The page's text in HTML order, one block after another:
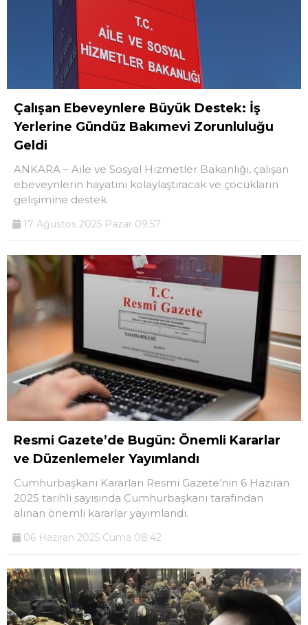
Çalışan Ebeveynlere Büyük Destek: İş
Yerlerine Gündüz Bakımevi Zorunluluğu
Geldi
ANKARA – Aile ve Sosyal Hizmetler Bakanlığı, çalışan
ebeveynlerin hayatını kolaylaştıracak ve çocukların
gelişimine destek
17 Ağustos 2025 Pazar 09:57
Resmi Gazete’de Bugün: Önemli Kararlar
ve Düzenlemeler Yayımlandı
Cumhurbaşkanı Kararları Resmi Gazete’nin 6 Haziran
2025 tarihli sayısında Cumhurbaşkanı tarafından
alınan önemli kararlar yayımlandı.
06 Haziran 2025 Cuma 08:42